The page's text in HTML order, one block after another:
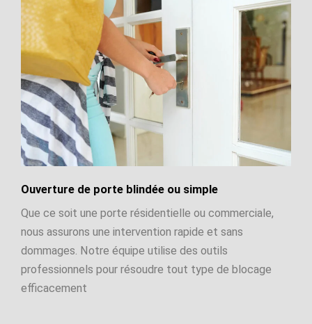
Ouverture de porte blindée ou simple
Que ce soit une porte résidentielle ou commerciale,
nous assurons une intervention rapide et sans
dommages. Notre équipe utilise des outils
professionnels pour résoudre tout type de blocage
efficacement